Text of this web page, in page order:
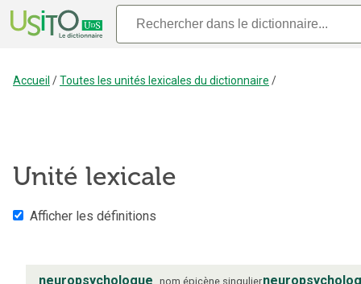
Accueil /Toutes les unités lexicales du dictionnaire /
Unité lexicale
Afficher les définitions
neuropsychologue nom épicène singulier